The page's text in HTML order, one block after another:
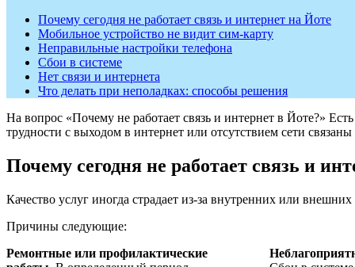
Почему сегодня не работает связь и интернет на Йоте
Мобильное устройство не видит сим-карту
Неправильные настройки телефона
Сбои в системе
Нет связи и интернета
Что делать при неполадках: способы решения
На вопрос «Почему не работает связь и интернет в Йоте?»
трудности с выходом в интернет или отсутствием сети
Почему сегодня не работает связь и
Качество услуг иногда страдает из-за внутренних или
Причины следующие:
Ремонтные или профилактические